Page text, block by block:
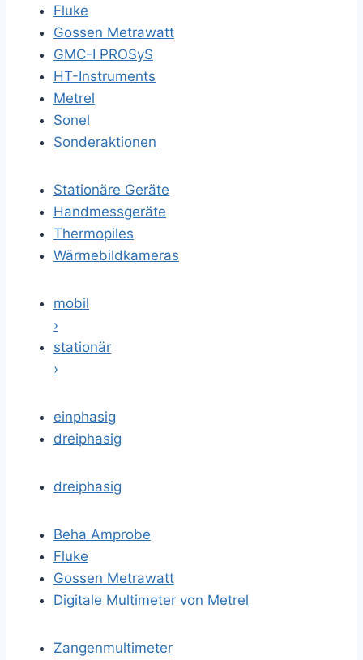
Fluke
Gossen Metrawatt
GMC-I PROSyS
HT-Instruments
Metrel
Sonel
Sonderaktionen
Stationäre Geräte
Handmessgeräte
Thermopiles
Wärmebildkameras
mobil
›
stationär
›
einphasig
dreiphasig
dreiphasig
Beha Amprobe
Fluke
Gossen Metrawatt
Digitale Multimeter von Metrel
Zangenmultimeter